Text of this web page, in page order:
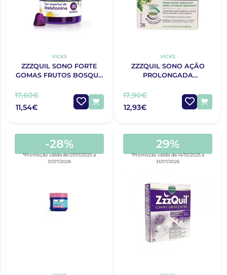
VICKS
ZZZQUIL SONO FORTE
GOMAS FRUTOS BOSQUE
17,60€
11,54€
VICKS
ZZZQUIL SONO AÇÃO
PROLONGADA
17,90€
12,93€
-28%
*Promoção válida de 01/01/2025 a
31/07/2026
29%
*Promoção válida de 14/10/2025 a
31/07/2026